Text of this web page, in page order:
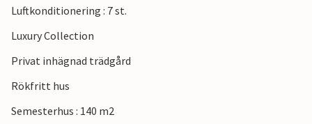
Luftkonditionering : 7 st.
Luxury Collection
Privat inhägnad trädgård
Rökfritt hus
Semesterhus : 140 m2